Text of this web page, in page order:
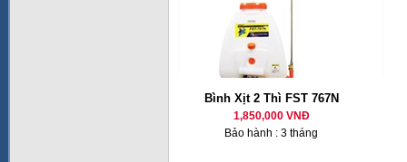
Bình Xịt 2 Thì FST 767N
1,850,000 VNĐ
Bảo hành : 3 tháng